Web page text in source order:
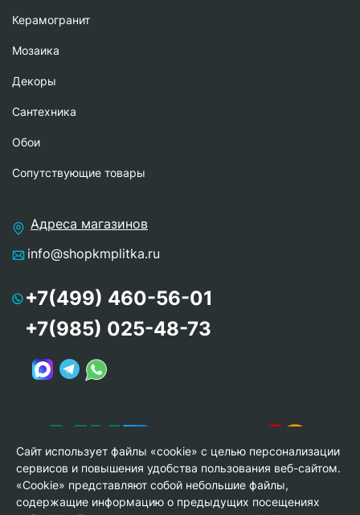
Керамогранит
Мозаика
Декоры
Сантехника
Обои
Сопутствующие товары
Адреса магазинов
info@shopkmplitka.ru
+7(499) 460-56-01
+7(985) 025-48-73
Сайт использует файлы «cookie» с целью персонализации
сервисов и повышения удобства пользования веб-сайтом.
«Cookie» представляют собой небольшие файлы,
содержащие информацию о предыдущих посещениях